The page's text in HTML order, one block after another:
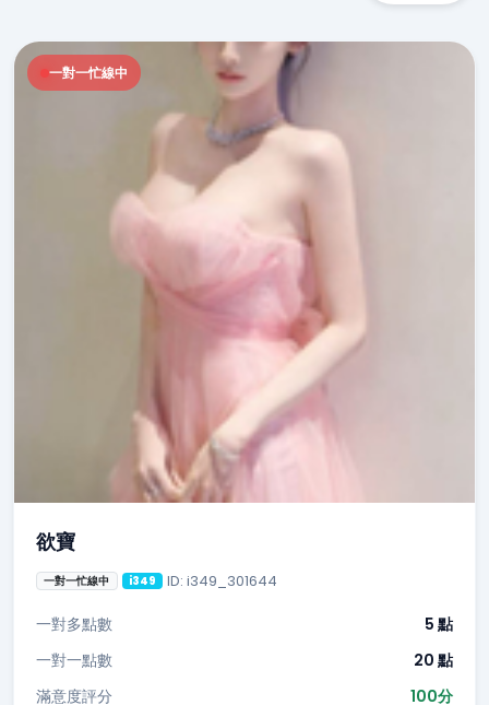
一對一忙線中
欲寶
一對一忙線中 i349 ID: i349_301644
一對多點數
5 點
一對一點數
20 點
滿意度評分
100分